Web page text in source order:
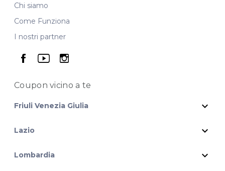
Chi siamo
Come Funziona
I nostri partner
seguici su facebook
seguici su youtube
seguici su instagram
Coupon vicinoa te
Friuli Venezia Giulia expand_more
Lazio expand_more
Lombardia expand_more